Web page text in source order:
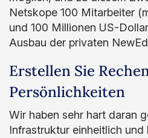
Netskope 100 Mitarbeiter
und 100 Millionen US-
Ausbau der privaten
Erstellen Sie
Persönlichkeiten
Wir haben sehr hart daran
Infrastruktur einheitlich